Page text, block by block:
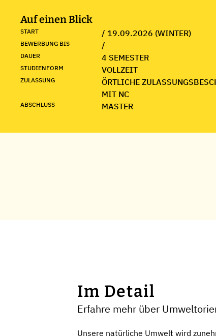
Auf einen Blick
START / 19.09.2026 (WINTER)
BEWERBUNG BIS /
DAUER 4 SEMESTER
STUDIENFORM VOLLZEIT
ZULASSUNG
ÖRTLICHE
MIT NC
ABSCHLUSS MASTER
Im Detail
Erfahre mehr über
Unsere natürliche Umwelt wird